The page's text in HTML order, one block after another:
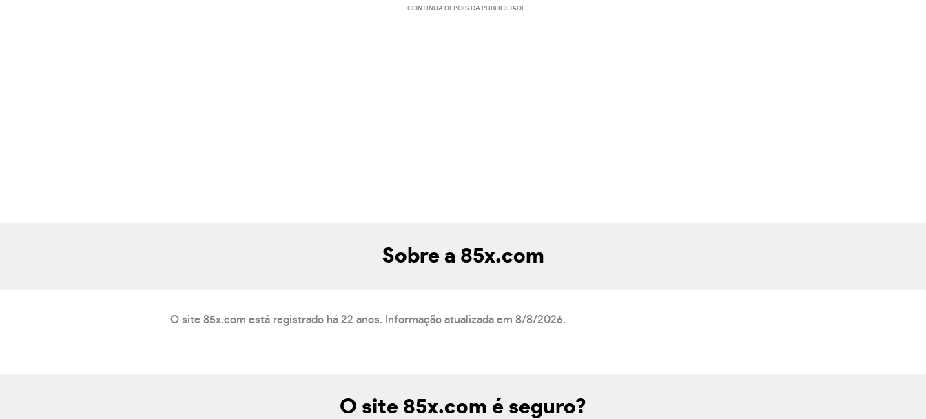
CONTINUA DEPOIS DA PUBLICIDADE
Sobre a 85x.com
O site 85x.com está registrado há 22 anos. Informação atualizada em 8/8/2026.
O site 85x.com é seguro?